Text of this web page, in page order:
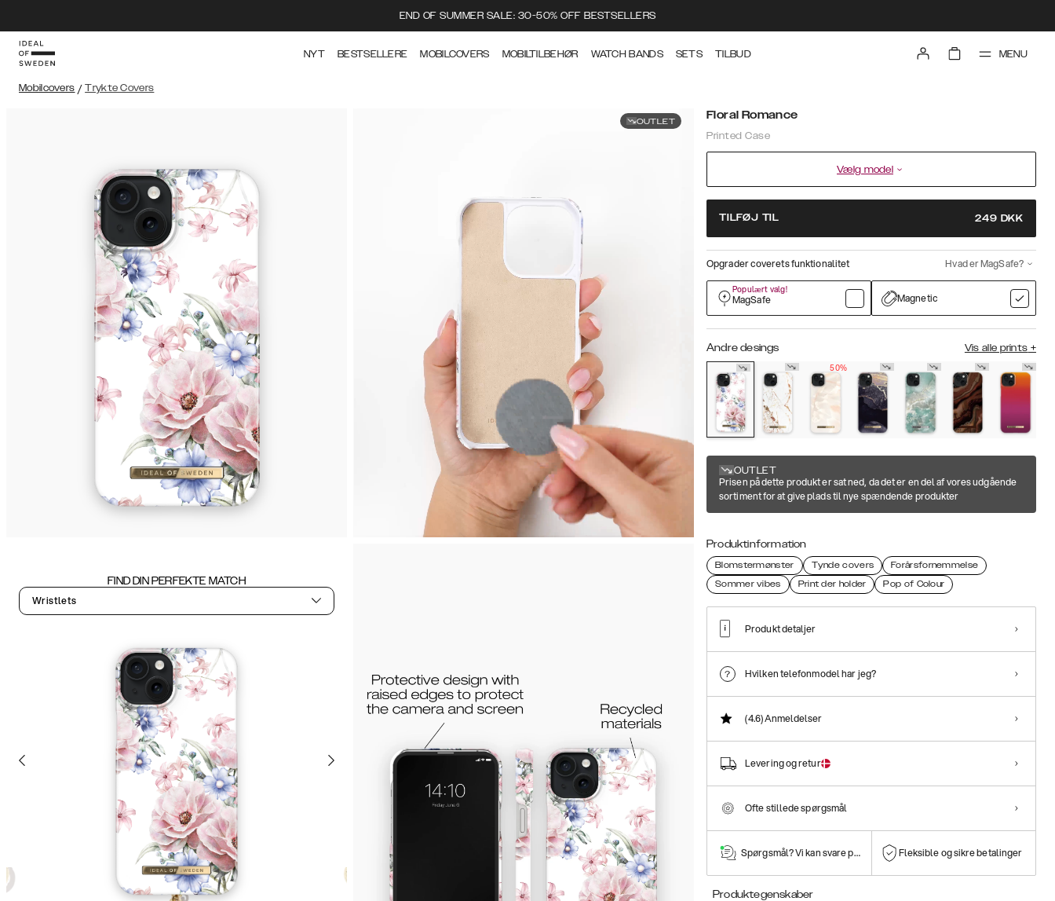
END OF SUMMER SALE: 30-50% OFF BESTSELLERS
NYT BESTSELLERE MOBILCOVERS MOBILTILBEHØR WATCH BANDS SETS TILBUD MENU
Mobilcovers / Trykte Covers
OUTLET
FIND DIN PERFEKTE MATCH
Wristlets
Floral Romance
Printed Case
Vælg model
TILFØJ TIL 249 DKK
Opgrader coverets funktionalitet Hvad er MagSafe?
Populært valg!
MagSafe Magnetic
Andre desings Vis alle prints +
50%
OUTLET
Prisen på dette produkt er sat ned, da det er en del af vores udgående
sortiment for at give plads til nye spændende produkter
Produktinformation
Blomstermønster Tynde covers
Forårsfornemmelse
Sommer vibes
Print der holder Pop of Colour
Produkt detaljer
Hvilken telefonmodel har jeg?
(4.6)Anmeldelser
Levering og retur
Ofte stillede spørgsmål
Spørgsmål? Vi kan svare på dem! Fleksible og sikre betalinger
Produktegenskaber